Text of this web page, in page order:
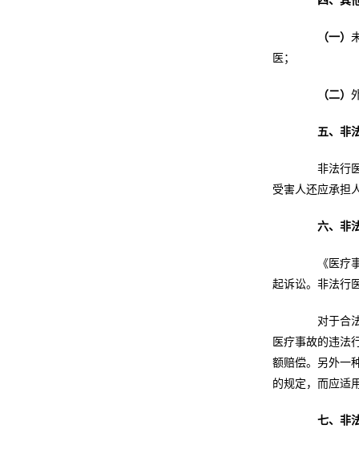
（一）
医；
（二）
五、非
非法行医
受害人还应承担
六、非
《医疗事
起诉讼。非法行
对于合法
医疗事故的违法
额赔偿。另外一
的规定，而应适
七、非